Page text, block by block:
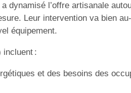
a dynamisé l’offre artisanale
Leur intervention va bien
équipement.
incluent :
et des besoins des